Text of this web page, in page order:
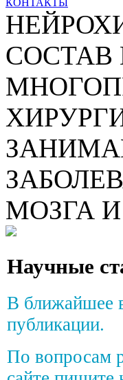
КОНТАКТЫ
СОСТАВ
МОЗГА
Научные
В ближайшее
публикации.
По вопросам